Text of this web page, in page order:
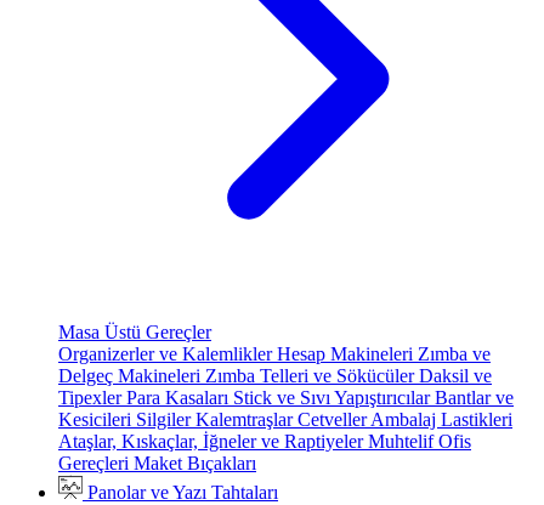
Masa Üstü Gereçler
Organizerler ve KalemliklerHesap Makineleri Zımba ve
Delgeç Makineleri Zımba Telleri ve SökücülerDaksil ve
TipexlerPara Kasaları Stick ve Sıvı YapıştırıcılarBantlar ve
Kesicileri SilgilerKalemtraşlarCetvellerAmbalaj Lastikleri
Ataşlar, Kıskaçlar, İğneler ve RaptiyelerMuhtelif Ofis
Gereçleri Maket Bıçakları
Panolar ve Yazı Tahtaları